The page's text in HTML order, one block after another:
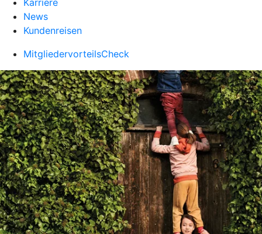
Karriere
News
Kundenreisen
MitgliedervorteilsCheck